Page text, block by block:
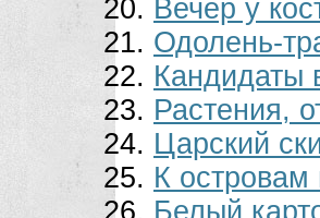
Вечер у
Одолень-
Кандидаты
Растения,
Царский
К островам
Белый